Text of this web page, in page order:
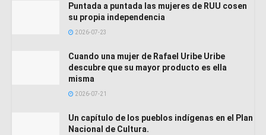
Puntada a puntada las mujeres de RUU cosen
su propia independencia
2026-07-23
Cuando una mujer de Rafael Uribe Uribe
descubre que su mayor producto es ella
misma
2026-07-21
Un capítulo de los pueblos indígenas en el Plan
Nacional de Cultura.